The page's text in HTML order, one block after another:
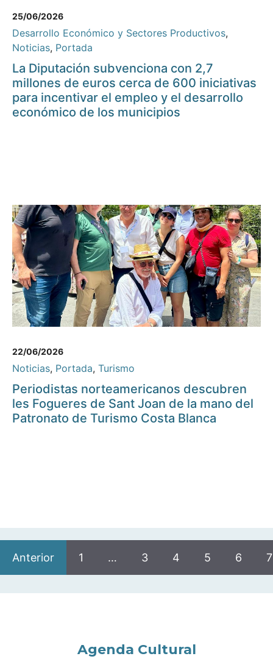
25/06/2026
Desarrollo Económico y Sectores Productivos,
Noticias, Portada
La Diputación subvenciona con 2,7
millones de euros cerca de 600 iniciativas
para incentivar el empleo y el desarrollo
económico de los municipios
22/06/2026
Noticias, Portada, Turismo
Periodistas norteamericanos descubren
les Fogueres de Sant Joan de la mano del
Patronato de Turismo Costa Blanca
Anterior 1 … 3 4 5 6 7
Agenda Cultural